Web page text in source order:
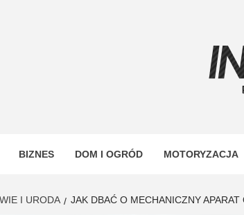
BIZNES DOM I OGRÓD MOTORYZACJA
I URODA JAK DBAĆ O MECHANICZNY